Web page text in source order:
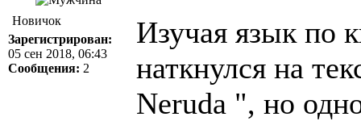
Новичок
Зарегистрирован:
05 сен 2018, 06:43
Сообщения: 2
Изучая язык по
наткнулся на
Neruda ", но